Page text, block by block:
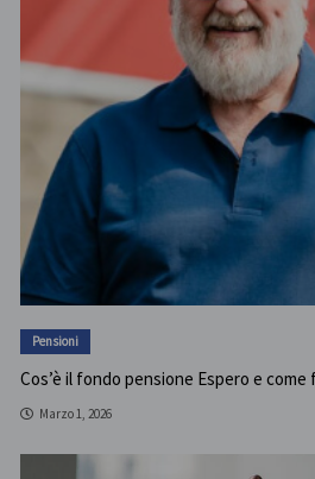
Pensioni
Cos’è il fondo pensione Espero e come
Marzo 1, 2026